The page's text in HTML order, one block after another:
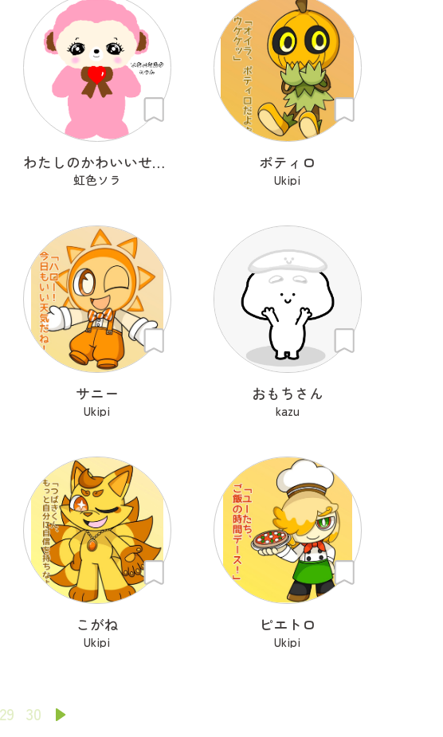
わたしのかわいいせかい
虹色ソラ
ポティロ
Ukipi
サニー
Ukipi
おもちさん
kazu
こがね
Ukipi
ピエトロ
Ukipi
29 30